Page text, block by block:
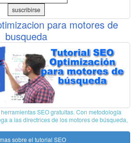
suscribirse
para motores de
busqueda
SEO gratuitas. Con metodología
a las directrices de los motores de búsqueda,
sobre el tutorial SEO